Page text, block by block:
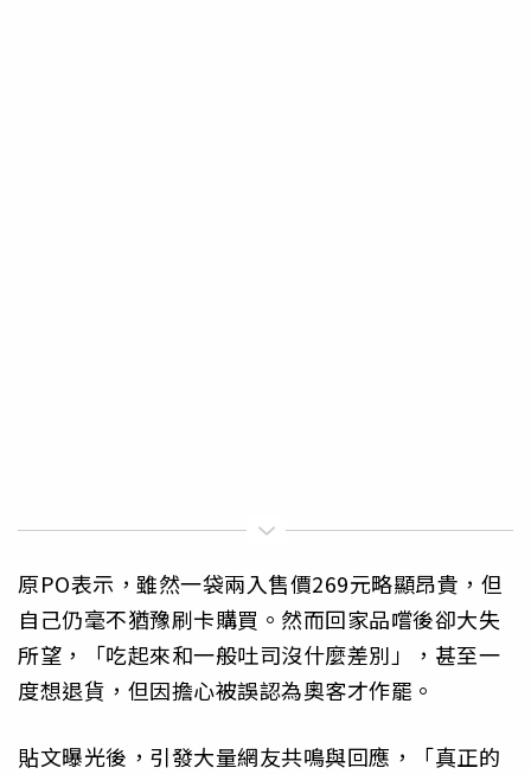
原PO表示，雖然一袋兩入售價269元略顯昂貴，但
自己仍毫不猶豫刷卡購買。然而回家品嚐後卻大失
所望，「吃起來和一般吐司沒什麼差別」，甚至一
度想退貨，但因擔心被誤認為奧客才作罷。
貼文曝光後，引發大量網友共鳴與回應，「真正的